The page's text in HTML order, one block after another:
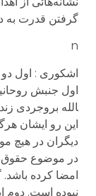
گرفتن قدرت به
n
اشکوری : اول دو
این رو ایشان
دیگران در هیچ
در موضوع حقوق
امضا کرده باشد.
نبوده است.